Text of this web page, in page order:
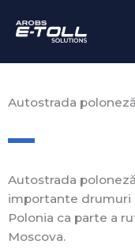
Autostrada
Autostrada
importante drumuri
Polonia ca parte a
Moscova.